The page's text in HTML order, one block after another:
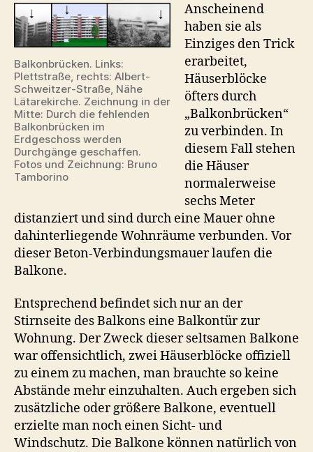
Balkonbrücken. Links:
Plettstraße, rechts: Albert-
Schweitzer-Straße, Nähe
Lätarekirche. Zeichnung in der
Mitte: Durch die fehlenden
Balkonbrücken im
Erdgeschoss werden
Durchgänge geschaffen.
Fotos und Zeichnung: Bruno
Tamborino
Anscheinend
haben sie als
Einziges den Trick
erarbeitet,
Häuserblöcke
öfters durch
„Balkonbrücken“
zu verbinden. In
diesem Fall stehen
die Häuser
normalerweise
sechs Meter
distanziert und sind durch eine Mauer ohne
dahinterliegende Wohnräume verbunden. Vor
dieser Beton-Verbindungsmauer laufen die
Balkone.
Entsprechend befindet sich nur an der
Stirnseite des Balkons eine Balkontür zur
Wohnung. Der Zweck dieser seltsamen Balkone
war offensichtlich, zwei Häuserblöcke offiziell
zu einem zu machen, man brauchte so keine
Abstände mehr einzuhalten. Auch ergeben sich
zusätzliche oder größere Balkone, eventuell
erzielte man noch einen Sicht- und
Windschutz. Die Balkone können natürlich von